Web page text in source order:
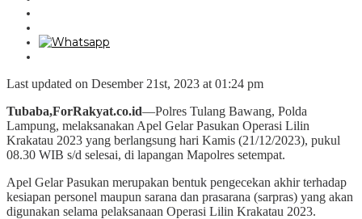
Last updated on Desember 21st, 2023 at 01:24 pm
Tubaba,ForRakyat.co.id—Polres Tulang Bawang, Polda
Lampung, melaksanakan Apel Gelar Pasukan Operasi Lilin
Krakatau 2023 yang berlangsung hari Kamis (21/12/2023), pukul
08.30 WIB s/d selesai, di lapangan Mapolres setempat.
Apel Gelar Pasukan merupakan bentuk pengecekan akhir terhadap
kesiapan personel maupun sarana dan prasarana (sarpras) yang akan
digunakan selama pelaksanaan Operasi Lilin Krakatau 2023.